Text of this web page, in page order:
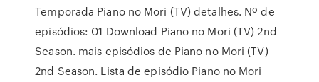
Temporada Piano no Mori (TV) detalhes. Nº de
episódios: 01 Download Piano no Mori (TV) 2nd
Season. mais episódios de Piano no Mori (TV)
2nd Season. Lista de episódio Piano no Mori